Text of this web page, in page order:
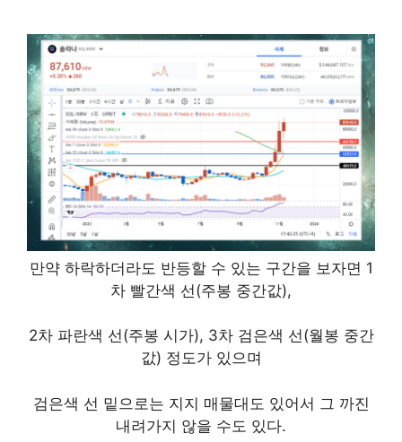
만약 하락하더라도 반등할 수 있는 구간을 보자면 1
차 빨간색 선(주봉 중간값),
2차 파란색 선(주봉 시가), 3차 검은색 선(월봉 중간
값) 정도가 있으며
검은색 선 밑으로는 지지 매물대도 있어서 그 까진
내려가지 않을 수도 있다.